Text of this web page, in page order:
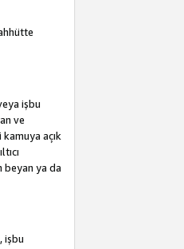
işbu
ve
açık
beyan ya da
işbu